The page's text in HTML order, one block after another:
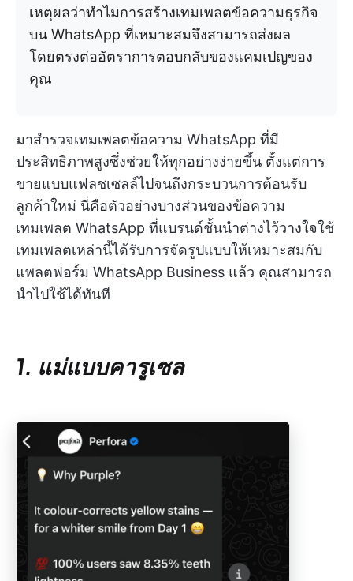
เหตุผลว่าทำไมการสร้างเทมเพลตข้อความธุรกิจ
บน WhatsApp ที่เหมาะสมจึงสามารถส่งผล
โดยตรงต่ออัตราการตอบกลับของแคมเปญของ
คุณ
มาสำรวจเทมเพลตข้อความ WhatsApp ที่มี
ประสิทธิภาพสูงซึ่งช่วยให้ทุกอย่างง่ายขึ้น ตั้งแต่การ
ขายแบบแฟลชเซลล์ไปจนถึงกระบวนการต้อนรับ
ลูกค้าใหม่ นี่คือตัวอย่างบางส่วนของข้อความ
เทมเพลต WhatsApp ที่แบรนด์ชั้นนำต่างไว้วางใจใช้
เทมเพลตเหล่านี้ได้รับการจัดรูปแบบให้เหมาะสมกับ
แพลตฟอร์ม WhatsApp Business แล้ว คุณสามารถ
นำไปใช้ได้ทันที
1. แม่แบบคารูเซล